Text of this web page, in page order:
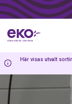
Här visas utvalt